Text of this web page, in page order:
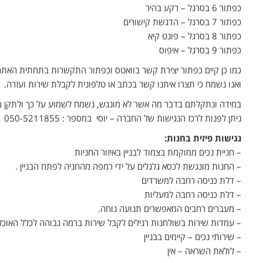
כפתור 6 בסרגל – רקע בהיר
כפתור 7 בסרגל – הדגשת קישורים
כפתור 8 בסרגל – פונט קיא
כפתור 9 בסרגל – איפוס
כמו כן קיים כפתור יצירת קשר בוואטס וכפתור התקשרות בתחתית
ואנו נשמח כי תצרו איתנו קשר בכתב או טלפונית לקבלת שירות ועזרה.
במידה ונתקלתם בדבר מה אשר לא מונגש, נשמח לשמוע על כך ולתקן
ניתן לפנות לרכז הנגישות של החברה – יוסי במספר : 050-5211855
נגישות פיזית בחנות:
– חניית נכים ממוקמת בצמוד לבניין באיזור החניות
– החנות מונגשת לכסא גלגלים על ידי רמפה מהחניה לפתח הבניין .
– דלת כניסה רחבה למשרדים
– דלת כניסה רחבה למעליות
– מעברים רחבים המאפשרים תנועה נוחה.
– עמדות שירות בשולחנות רגילים לקבל שירות ברמה גבוהה לכלל
– שירותי נכים – קיימים בבניין
– לולאת השראה – אין